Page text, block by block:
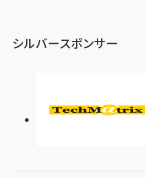
シルバースポンサー